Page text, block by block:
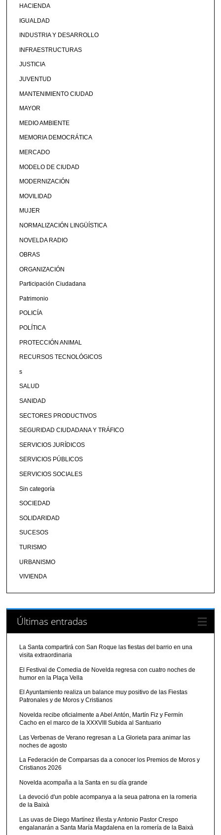
HACIENDA
IGUALDAD
INDUSTRIA Y DESARROLLO
INFRAESTRUCTURAS
JUSTICIA
JUVENTUD
MANTENIMIENTO CIUDAD
MAYOR
MEDIO AMBIENTE
MEMORIA DEMOCRÁTICA
MERCADO
MODELO DE CIUDAD
MODERNIZACIÓN
MOVILIDAD
MUJER
NORMALIZACIÓN LINGÜÍSTICA
NOVELDA RADIO
OBRAS
ORGANIZACIÓN
Participación Ciudadana
Patrimonio
POLICÍA
POLÍTICA
PROTECCIÓN ANIMAL
RECURSOS TECNOLÓGICOS
s
SALUD
SANIDAD
SECTORES PRODUCTIVOS
SEGURIDAD CIUDADANA Y TRÁFICO
SERVICIOS JURÍDICOS
SERVICIOS PÚBLICOS
SERVICIOS SOCIALES
Sin categoría
SOCIEDAD
SOLIDARIDAD
SUCESOS
TURISMO
URBANISMO
VIVIENDA
Últimas entradas
La Santa compartirá con San Roque las fiestas del barrio en una
visita extraordinaria
El Festival de Comedia de Novelda regresa con cuatro noches de
humor en la Plaça Vella
El Ayuntamiento realiza un balance muy positivo de las Fiestas
Patronales y de Moros y Cristianos
Novelda recibe oficialmente a Abel Antón, Martín Fiz y Fermín
Cacho en el marco de la XXXVIII Subida al Santuario
Las Verbenas de Verano regresan a La Glorieta para animar las
noches de agosto
La Federación de Comparsas da a conocer los Premios de Moros y
Cristianos 2026
Novelda acompaña a la Santa en su día grande
La devoció d'un poble acompanya a la seua patrona en la romeria
de la Baixà
Las uvas de Diego Martínez Iñesta y Antonio Pastor Crespo
engalanarán a Santa María Magdalena en la romería de la Baixà